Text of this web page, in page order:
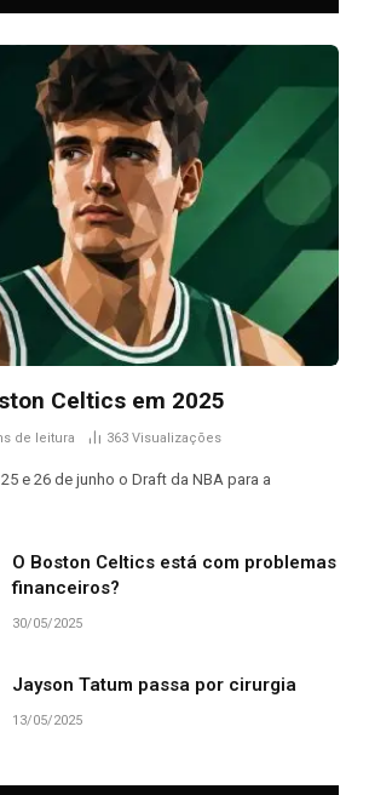
Celtics em 2025
de leitura 363 Visualizações
e 26 de junho o Draft da NBA para a
O Boston Celtics está com problemas
financeiros?
30/05/2025
Jayson Tatum passa por cirurgia
13/05/2025